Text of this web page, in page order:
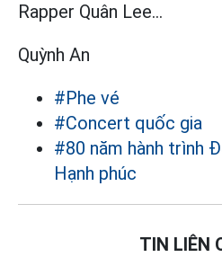
Rapper Quân Lee…
Quỳnh An
#Phe vé
#Concert quốc gia
#80 năm hành trình
Hạnh phúc
TIN LIÊN